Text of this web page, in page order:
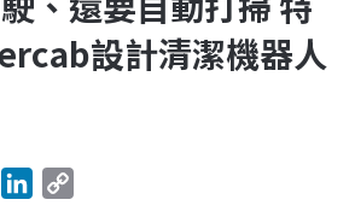
設計清潔機器人